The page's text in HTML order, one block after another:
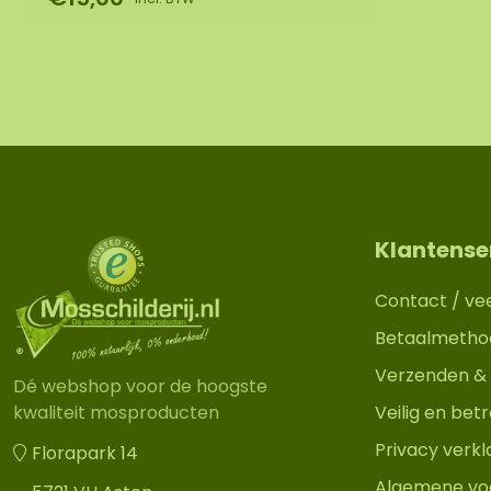
Dé webshop voor de hoogste
kwaliteit mosproducten
Florapark 14
Contact /
Verzenden
Veilig en
Privacy